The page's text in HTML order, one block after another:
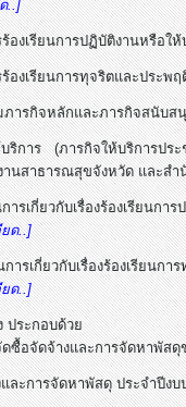
..]
องเรียนการปฏิบัติงานหรือใ
องเรียนการทุจริตและประพ
ภารกิจหลักและภารกิจสนับ
การ (ภารกิจให้บริการปร
านสาธารณสุขจังหวัด และส
ารเกี่ยวกับเรื่องร้องเรียน
ยด..]
การเกี่ยวกับเรื่องร้องเรีย
ยด..]
ประกอบด้วย
ดซื้อจัดจ้างและการจัดหาพัส
ละการจัดหาพัสดุ ประจำปีง